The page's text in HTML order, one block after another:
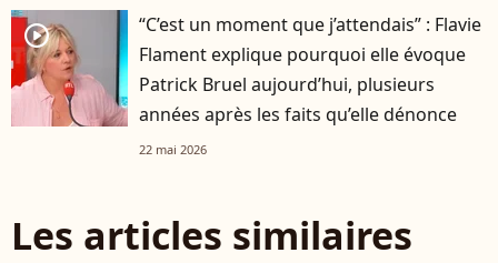
player2
“C’est un moment que j’attendais” : Flavie
Flament explique pourquoi elle évoque
Patrick Bruel aujourd’hui, plusieurs
années après les faits qu’elle dénonce
22 mai 2026
Les articles similaires